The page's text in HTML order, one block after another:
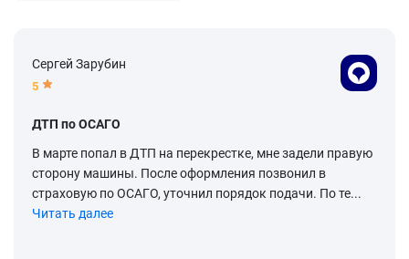
Сергей Зарубин
5
ДТП по ОСАГО
В марте попал в ДТП на перекрестке, мне задели правую
сторону машины. После оформления позвонил в
страховую по ОСАГО, уточнил порядок подачи. По те...
Читать далее